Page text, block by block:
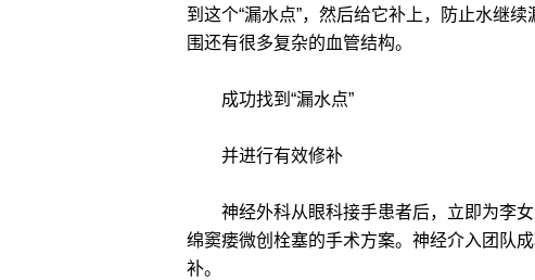
到这个“漏水点”，然后给它补上，防止水继
围还有很多复杂的血管结构。
成功找到“漏水点”
并进行有效修补
神经外科从眼科接手患者后，立即为李女
绵窦瘘微创栓塞的手术方案。神经介入团队
补。